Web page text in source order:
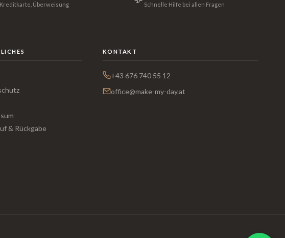
Kreditkarte, Überweisung Schnelle Hilfe bei allen Fragen
& Rückgabe
KONTAKT
+43 676 740 55 12
office@make-my-day.at